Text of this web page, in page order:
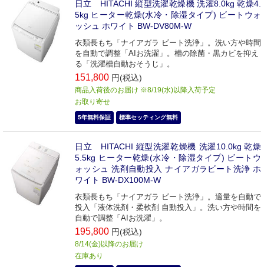
日立 HITACHI 縦型洗濯乾燥機 洗濯8.0kg 乾燥4.
5kg ヒーター乾燥(水冷・除湿タイプ) ビートウォ
ッシュ ホワイト BW-DV80M-W
衣類長もち「ナイアガラ ビート洗浄」。洗い方や時間
を自動で調整「AIお洗濯」。槽の除菌・黒カビを抑え
る「洗濯槽自動おそうじ」。
151,800 円(税込)
商品入荷後のお届け ※8/19(水)以降入荷予定
お取り寄せ
5年無料保証 標準セッティング無料
日立 HITACHI 縦型洗濯乾燥機 洗濯10.0kg 乾燥
5.5kg ヒーター乾燥(水冷・除湿タイプ) ビートウ
ォッシュ 洗剤自動投入 ナイアガラビート洗浄 ホ
ワイト BW-DX100M-W
衣類長もち「ナイアガラ ビート洗浄」。適量を自動で
投入「液体洗剤・柔軟剤 自動投入」。洗い方や時間を
自動で調整「AIお洗濯」。
195,800 円(税込)
8/14(金)以降のお届け
在庫あり